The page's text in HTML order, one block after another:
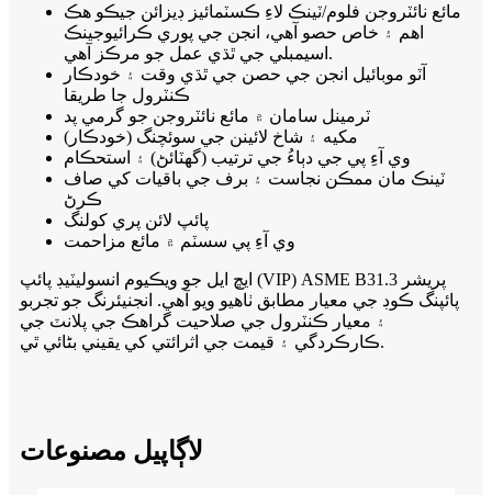
مائع نائٽروجن فلوم/ٽينڪ لاءِ ڪسٽمائيز ڊيزائن جيڪو هڪ
اهم ۽ خاص حصو آهي، انجن جي پوري ڪرائيوجينڪ
اسيمبلي جي ٿڌي عمل جو مرڪز آهي.
آٽو موبائيل انجن جي حصن جي ٿڌي وقت ۽ خودڪار
ڪنٽرول جا طريقا
ٽرمينل سامان ۾ مائع نائٽروجن جو گرمي پد
(خودڪار) مکيه ۽ شاخ لائينن جي سوئچنگ
وي آءِ پي جي دٻاءُ جي ترتيب (گهٽائڻ) ۽ استحڪام
ٽينڪ مان ممڪن نجاست ۽ برف جي باقيات کي صاف
ڪرڻ
پائپ لائن پري کولنگ
وي آءِ پي سسٽم ۾ مائع مزاحمت
ايڇ ايل جو ويڪيوم انسوليٽيڊ پائپ (VIP) ASME B31.3 پريشر
پائپنگ ڪوڊ جي معيار مطابق ٺاهيو ويو آهي. انجنيئرنگ جو تجربو
۽ معيار ڪنٽرول جي صلاحيت گراهڪ جي پلانٽ جي
ڪارڪردگي ۽ قيمت جي اثرائتي کي يقيني بڻائي ٿي.
لاڳاپيل مصنوعات